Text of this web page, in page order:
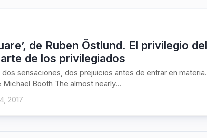
de Ruben Östlund. El privilegio del
de los privilegiados
dos sensaciones, dos prejuicios antes de entrar en materia.
Michael Booth The almost nearly...
2017